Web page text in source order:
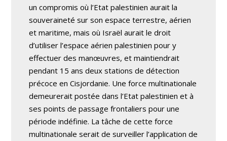
un compromis où l’Etat palestinien aurait la
souveraineté sur son espace terrestre, aérien
et maritime, mais où Israël aurait le droit
d’utiliser l’espace aérien palestinien pour y
effectuer des manœuvres, et maintiendrait
pendant 15 ans deux stations de détection
précoce en Cisjordanie. Une force multinationale
demeurerait postée dans l’Etat palestinien et à
ses points de passage frontaliers pour une
période indéfinie. La tâche de cette force
multinationale serait de surveiller l’application de